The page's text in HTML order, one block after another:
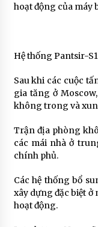
hoạt động của máy
Hệ thống Pantsir-
Sau khi các cuộc
gia tăng ở
không trong và
Trận địa phòng
các mái nhà ở
chính phủ.
Các hệ thống bổ
xây dựng đặc biệt ở
hoạt động.